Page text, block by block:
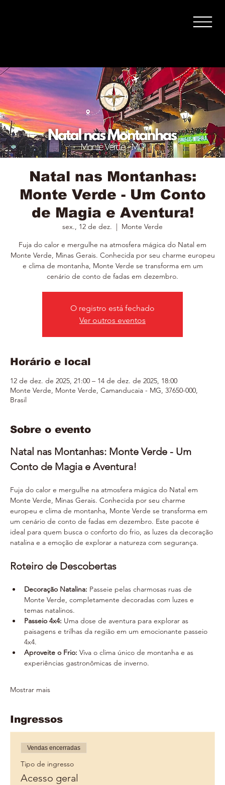
Natal nas Montanhas:
Monte Verde - Um Conto
de Magia e Aventura!
sex., 12 de dez.
Monte Verde
Fuja do calor e mergulhe na atmosfera mágica do Natal em
Monte Verde, Minas Gerais. Conhecida por seu charme europeu
e clima de montanha, Monte Verde se transforma em um
cenário de conto de fadas em dezembro.
O registro está fechado
Ver outros eventos
Horário e local
12 de dez. de 2025, 21:00 – 14 de dez. de 2025, 18:00
Monte Verde, Monte Verde, Camanducaia - MG, 37650-000,
Brasil
Sobre o evento
Natal nas Montanhas: Monte Verde - Um
Conto de Magia e Aventura!
Fuja do calor e mergulhe na atmosfera mágica do Natal em
Monte Verde, Minas Gerais. Conhecida por seu charme
europeu e clima de montanha, Monte Verde se transforma em
um cenário de conto de fadas em dezembro. Este pacote é
ideal para quem busca o conforto do frio, as luzes da decoração
natalina e a emoção de explorar a natureza com segurança.
Roteiro de Descobertas
Decoração Natalina: Passeie pelas charmosas ruas de
Monte Verde, completamente decoradas com luzes e
temas natalinos.
Passeio 4x4: Uma dose de aventura para explorar as
paisagens e trilhas da região em um emocionante passeio
4x4.
Aproveite o Frio: Viva o clima único de montanha e as
experiências gastronômicas de inverno.
Mostrar mais
Ingressos
Vendas encerradas
Tipo de ingresso
Acesso geral